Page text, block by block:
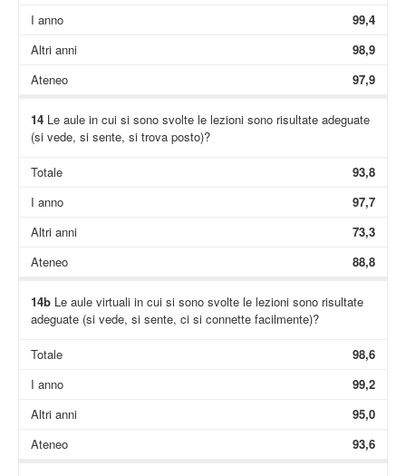
I anno
99,4
Altri anni
98,9
Ateneo
97,9
14Le aule in cui si sono svolte le lezioni sono risultate adeguate
(si vede, si sente, si trova posto)?
Totale
93,8
I anno
97,7
Altri anni
73,3
Ateneo
88,8
14bLe aule virtuali in cui si sono svolte le lezioni sono risultate
adeguate (si vede, si sente, ci si connette facilmente)?
Totale
98,6
I anno
99,2
Altri anni
95,0
Ateneo
93,6